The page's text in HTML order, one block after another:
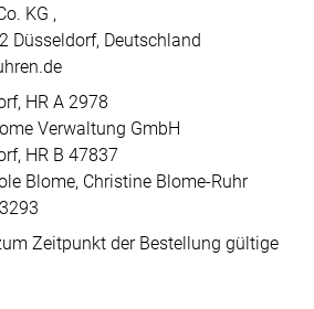
KG ,
Düsseldorf, Deutschland
HR A 2978
Verwaltung GmbH
HR B 47837
Blome, Christine Blome-Ruhr
Zeitpunkt der Bestellung gültige